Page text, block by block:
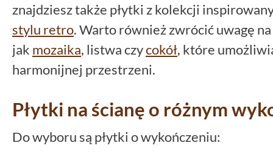
znajdziesz także płytki z kolekcji
stylu retro. Warto również zwrócić uwagę
jak mozaika, listwa czycokół, które
harmonijnej przestrzeni.
Płytki na ścianę o różnym
Do wyboru są płytki o wykończeniu: